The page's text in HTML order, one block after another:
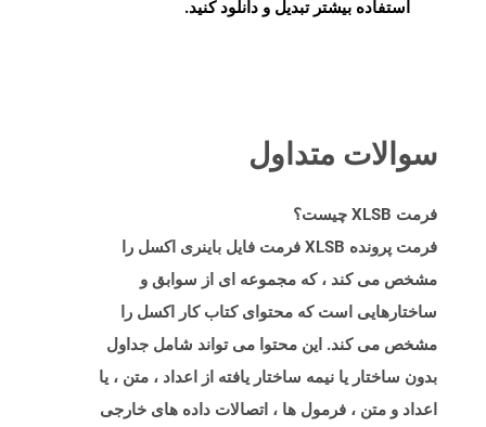
استفاده بیشتر تبدیل و دانلود کنید.
سوالات متداول
فرمت XLSB چیست؟
فرمت پرونده XLSB فرمت فایل باینری اکسل را
مشخص می کند ، که مجموعه ای از سوابق و
ساختارهایی است که محتوای کتاب کار اکسل را
مشخص می کند. این محتوا می تواند شامل جداول
بدون ساختار یا نیمه ساختار یافته از اعداد ، متن ، یا
اعداد و متن ، فرمول ها ، اتصالات داده های خارجی